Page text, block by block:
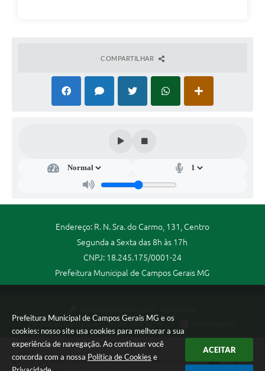
Prefeitura Municipal de Campos Gerais MG e os
cookies: nosso site usa cookies para melhorar a sua
experiência de navegação. Ao continuar você
concorda com a nossa Política de Cookies e
ACEITAR
COMPARTILHAR
Endereço: R. N. Sra. do Carmo, 131, Centro
Segunda a Sexta das 8h às 17h
CNPJ: 18.245.175/0001-24
Prefeitura Municipal de Campos Gerais MG
Portal atualizado em:
06/08/2026 12:59
Copyright Instar - 2006-2026. Todos os direitos reservados -